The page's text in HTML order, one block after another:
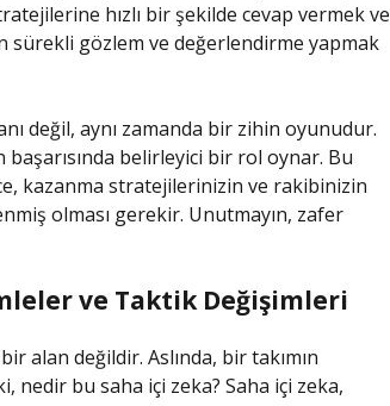
hızlı bir şekilde cevap vermek ve
sürekli gözlem ve değerlendirme yapmak
değil, aynı zamanda bir zihin oyunudur.
belirleyici bir rol oynar. Bu
kazanma stratejilerinizin ve rakibinizin
olması gerekir. Unutmayın, zafer
ve Taktik Değişimleri
alan değildir. Aslında, bir takımın
nedir bu saha içi zeka? Saha içi zeka,